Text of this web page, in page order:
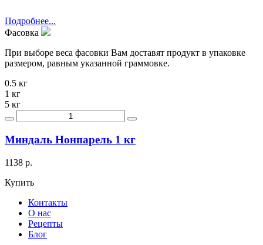
Подробнее...
Фасовка
При выборе веса фасовки Вам доставят продукт в упаковке
размером, равным указанной граммовке.
0.5 кг
1 кг
5 кг
Миндаль Нонпарель 1 кг
1138 р.
Купить
Контакты
О нас
Рецепты
Блог